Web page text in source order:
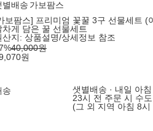
별배송 가보팜스
보팜스] 프리미엄 꽃꿀 3구 선물세트
차게 담은 꿀 선물세트
산지: 상품설명/상세정보 참조
%40,000원
원
송
샛별배송 · 내일 아침
23시 전 주문 시 수
(그 외 지역 아침 8시